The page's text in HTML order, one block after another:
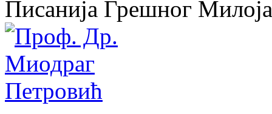
Писанија Грешног Милоја